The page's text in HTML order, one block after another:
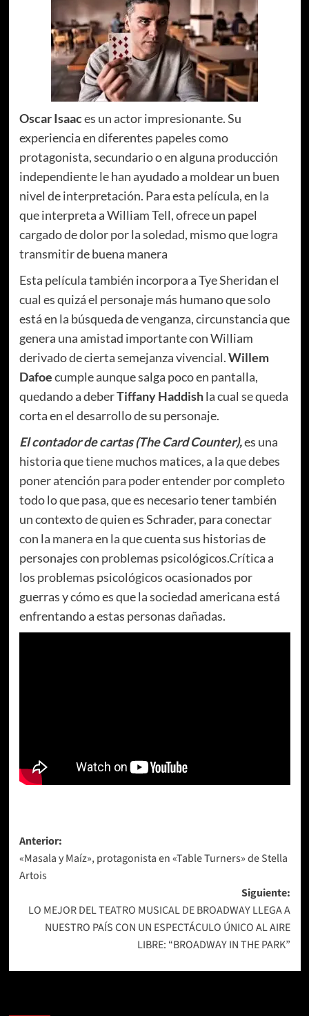
Oscar Isaaces un actor impresionante. Su
experiencia en diferentes papeles como
protagonista, secundario o en alguna producción
independiente le han ayudado a moldear un buen
nivel de interpretación. Para esta película, en la
que interpreta a William Tell, ofrece un papel
cargado de dolor por la soledad, mismo que logra
transmitir de buena manera
Esta película también incorpora a Tye Sheridan el
cual es quizá el personaje más humano que solo
está en la búsqueda de venganza, circunstancia que
genera una amistad importante con William
derivado de cierta semejanza vivencial.Willem
Dafoecumple aunque salga poco en pantalla,
quedando a deberTiffany Haddishla cual se queda
corta en el desarrollo de su personaje.
El contador de cartas (The Card Counter),es una
historia que tiene muchos matices, a la que debes
poner atención para poder entender por completo
todo lo que pasa, que es necesario tener también
un contexto de quien es Schrader, para conectar
con la manera en la que cuenta sus historias de
personajes con problemas psicológicos.Crítica a
los problemas psicológicos ocasionados por
guerras y cómo es que la sociedad americana está
enfrentando a estas personas dañadas.
Navegación
de
entradas
Anterior:
«Masala y Maíz», protagonista en «Table Turners» de Stella
Artois
Siguiente:
LO MEJOR DEL TEATRO MUSICAL DE BROADWAY LLEGA A
NUESTRO PAÍS CON UN ESPECTÁCULO ÚNICO AL AIRE
LIBRE: “BROADWAY IN THE PARK”